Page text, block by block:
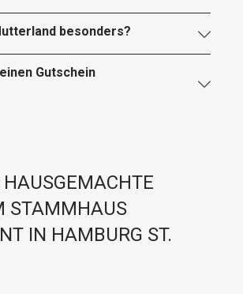
besonders?
Gutschein
HAUSGEMACHTE
STAMMHAUS
IN HAMBURG ST.